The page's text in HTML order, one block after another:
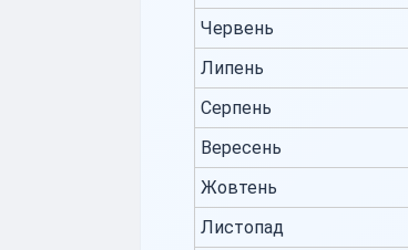
Червень
Липень
Серпень
Вересень
Жовтень
Листопад